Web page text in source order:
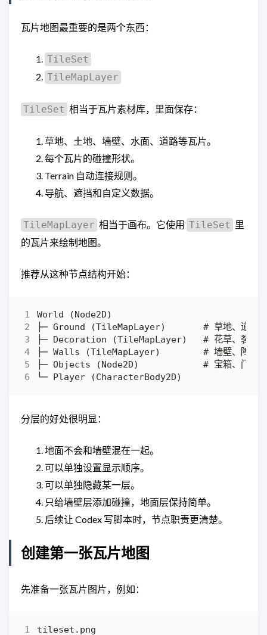
瓦片地图最重要的是两个东西：
TileSet
TileMapLayer
TileSet 相当于瓦片素材库，里面保存：
草地、土地、墙壁、水面、道路等瓦片。
每个瓦片的碰撞形状。
Terrain 自动连接规则。
导航、遮挡和自定义数据。
TileMapLayer 相当于画布。它使用 TileSet 里
的瓦片来绘制地图。
推荐从这种节点结构开始：
分层的好处很明显：
地面不会和墙壁混在一起。
可以单独设置显示顺序。
可以单独隐藏某一层。
只给墙壁层添加碰撞，地面层保持简单。
后续让 Codex 写脚本时，节点职责更清楚。
创建第一张瓦片地图
先准备一张瓦片图片，例如：